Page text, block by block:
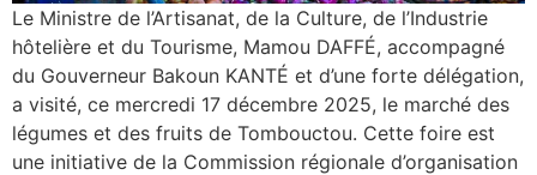
Le Ministre de l’Artisanat, de la Culture, de l’Industrie
hôtelière et du Tourisme, Mamou DAFFÉ, accompagné
du Gouverneur Bakoun KANTÉ et d’une forte délégation,
a visité, ce mercredi 17 décembre 2025, le marché des
légumes et des fruits de Tombouctou. Cette foire est
une initiative de la Commission régionale d’organisation